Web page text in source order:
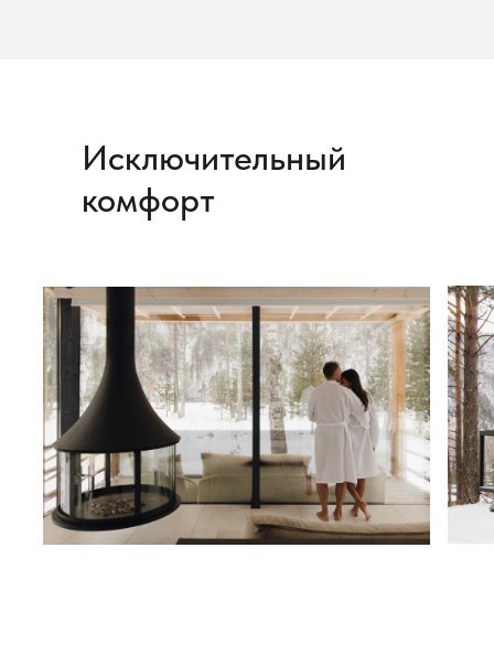
Исключительный
комфорт
уже влюбились в Алтай
Наши гости в прошлых сезонах